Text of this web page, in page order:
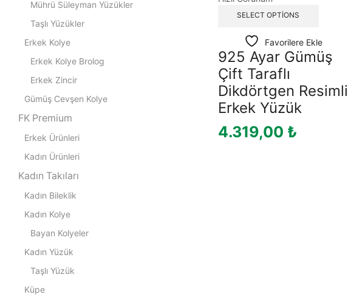
SELECT OPTIONS
Favorilere Ekle
925 Ayar Gümüş
Çift Taraflı
Dikdörtgen Resimli
Erkek Yüzük
4.319,00 ₺
Mührü Süleyman Yüzükler
Taşlı Yüzükler
Erkek Kolye
Erkek Kolye Brolog
Erkek Zincir
Gümüş Cevşen Kolye
FK Premium
Erkek Ürünleri
Kadın Ürünleri
Kadın Takıları
Kadın Bileklik
Kadın Kolye
Bayan Kolyeler
Kadın Yüzük
Taşlı Yüzük
Küpe